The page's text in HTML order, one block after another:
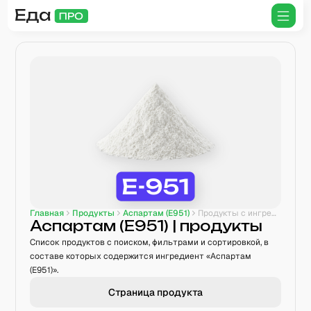
Главная Продукты Аспартам (E951) Продукты с ингредиентом
Аспартам (E951) | продукты
Список продуктов с поиском, фильтрами и сортировкой, в
составе которых содержится ингредиент «Аспартам
(E951)».
Страница продукта